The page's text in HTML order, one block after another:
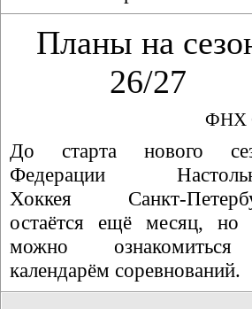
Планы на
26/27
ФНХ
До старта нового
Федерации
Хоккея Санкт-
остаётся ещё месяц, но
можно
календарём соревнований.